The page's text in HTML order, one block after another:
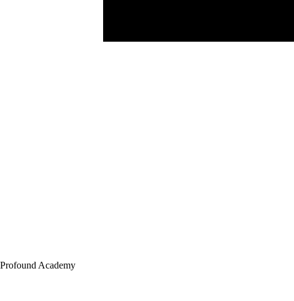
Profound Academy